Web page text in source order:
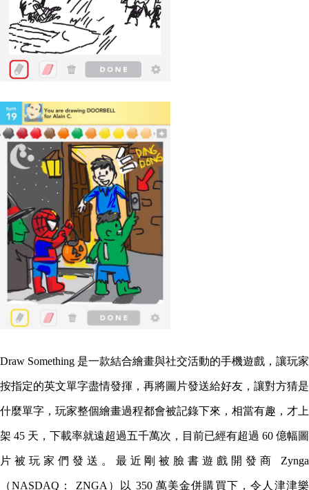
Draw Something 是一款結合繪畫與社交活動的手機遊戲，讓玩家
按指定的英文單字盡情發揮，再將圖片發送給好友，讓對方猜是
什麼單字，玩家整個繪畫過程都會被記錄下來，相當有趣，才上
架 45 天，下載率就遠超過五千萬次，目前已經有超過 60 億幅圖
片被玩家們發送。最近剛被臉書遊戲開發商 Zynga
（NASDAQ： ZNGA）以 350 萬美金併購買下，令人津津樂